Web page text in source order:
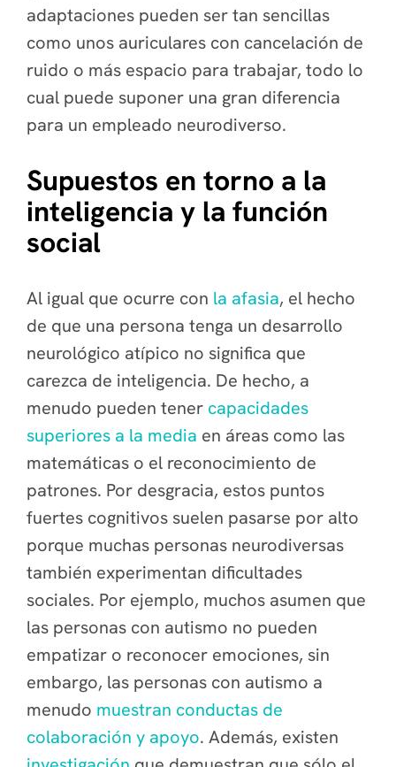
adaptaciones pueden ser tan sencillas
como unos auriculares con cancelación de
ruido o más espacio para trabajar, todo lo
cual puede suponer una gran diferencia
para un empleado neurodiverso.
Supuestos en torno a la
inteligencia y la función
social
Al igual que ocurre con la afasia, el hecho
de que una persona tenga un desarrollo
neurológico atípico no significa que
carezca de inteligencia. De hecho, a
menudo pueden tener capacidades
superiores a la media en áreas como las
matemáticas o el reconocimiento de
patrones. Por desgracia, estos puntos
fuertes cognitivos suelen pasarse por alto
porque muchas personas neurodiversas
también experimentan dificultades
sociales. Por ejemplo, muchos asumen que
las personas con autismo no pueden
empatizar o reconocer emociones, sin
embargo, las personas con autismo a
menudo muestran conductas de
colaboración y apoyo. Además, existen